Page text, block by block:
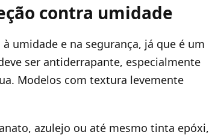
contra umidade
umidade e na segurança, já que é um
ser antiderrapante, especialmente
Modelos com textura levemente
azulejo ou até mesmo tinta epóxi,